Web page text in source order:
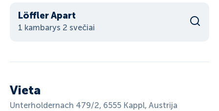
Löffler Apart
1 kambarys 2 svečiai
Vieta
Unterholdernach 479/2, 6555 Kappl, Austrija